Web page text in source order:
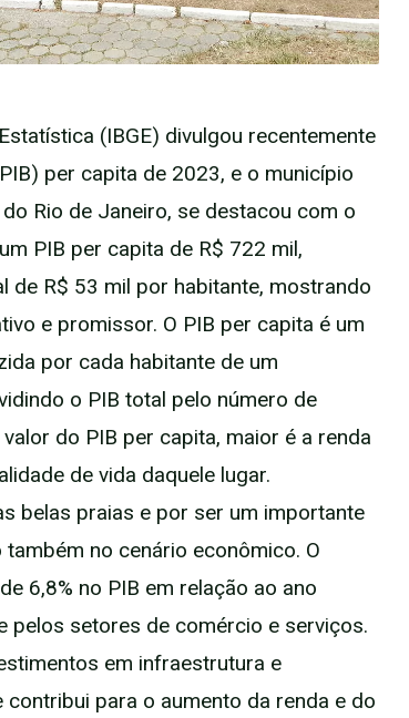
(IBGE) divulgou recentemente
per capita de 2023, e o município
Rio de Janeiro, se destacou com o
PIB per capita de R$ 722 mil,
de R$ 53 mil por habitante, mostrando
e promissor. O PIB per capita é um
por cada habitante de um
o PIB total pelo número de
do PIB per capita, maior é a renda
de vida daquele lugar.
belas praias e por ser um importante
no cenário econômico. O
6,8% no PIB em relação ao ano
pelos setores de comércio e serviços.
em infraestrutura e
para o aumento da renda e do